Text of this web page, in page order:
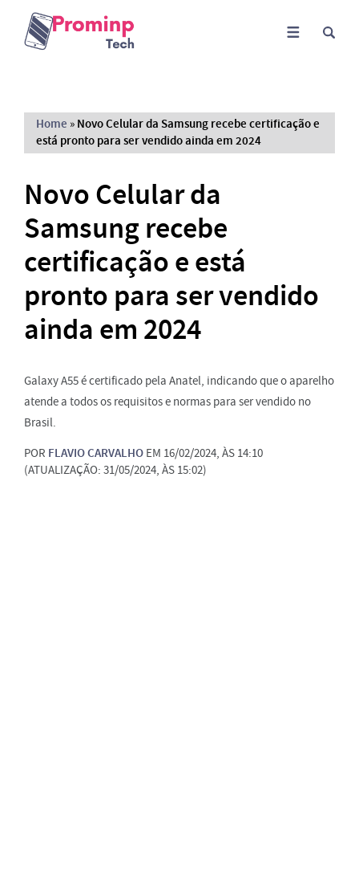
Home » Novo Celular da Samsung recebe certificação e
está pronto para ser vendido ainda em 2024
Novo Celular da
Samsung recebe
certificação e está
pronto para ser vendido
ainda em 2024
Galaxy A55 é certificado pela Anatel, indicando que o aparelho
atende a todos os requisitos e normas para ser vendido no
Brasil.
POR FLAVIO CARVALHO EM 16/02/2024, ÀS 14:10
(ATUALIZAÇÃO: 31/05/2024, ÀS 15:02)